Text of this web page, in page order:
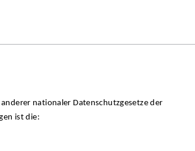
nationaler Datenschutzgesetze der
ist die: